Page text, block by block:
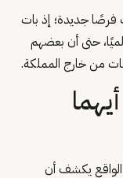
فرصًا جديدة؛ إذ بات
حتى أن بعضهم
يكشف أن